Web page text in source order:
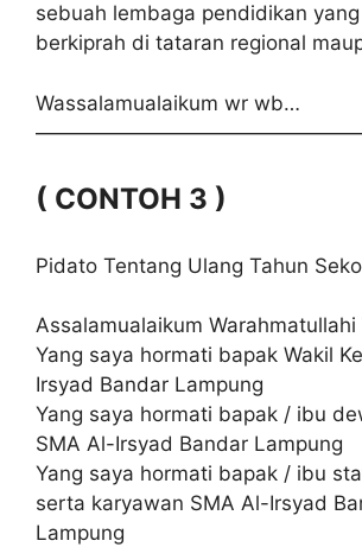
sebuah lembaga pendidikan
berkiprah di tataran regional
Wassalamualaikum wr wb…
( CONTOH 3 )
Pidato Tentang Ulang Tahun
Assalamualaikum
Yang saya hormati bapak Wakil
Irsyad Bandar Lampung
Yang saya hormati bapak / ibu
SMA Al-Irsyad Bandar Lampung
Yang saya hormati bapak / ibu
serta karyawan SMA Al-Irsyad
Lampung